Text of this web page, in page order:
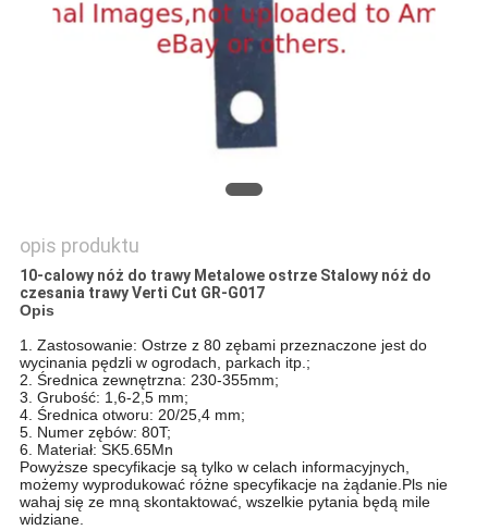
opis produktu
10-calowy nóż do trawy Metalowe ostrze Stalowy nóż do
czesania trawy Verti Cut GR-G017
Opis
1. Zastosowanie: Ostrze z 80 zębami przeznaczone jest do
wycinania pędzli w ogrodach, parkach itp.;
2. Średnica zewnętrzna: 230-355mm;
3. Grubość: 1,6-2,5 mm;
4. Średnica otworu: 20/25,4 mm;
5. Numer zębów: 80T;
6. Materiał: SK5.65Mn
Powyższe specyfikacje są tylko w celach informacyjnych,
możemy wyprodukować różne specyfikacje na żądanie.Pls nie
wahaj się ze mną skontaktować, wszelkie pytania będą mile
widziane.